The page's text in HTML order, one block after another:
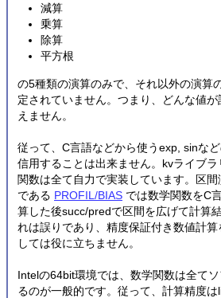
減算
乗算
除算
平方根
の5種類の演算のみで、それ以外の演算
定されていません。つまり、どんな値
えません。
従って、C言語などから使うexp, sinな
信用することは出来ません。kvライブ
関数は全て自力で実装しています。区
である PROFIL/BIAS では数学関数をC
算した後succ/predで区間を広げて計算
れは誤りであり、精度保証付き数値計算
しては役に立ちません。
Intelの64bit環境では、数学関数は全て
るのが一般的です。従って、計算精度